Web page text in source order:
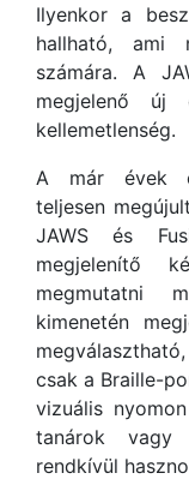
Ilyenkor a
hallható, ami
számára. A
megjelenő új
kellemetlenség.
A már évek
teljesen
JAWS és
megjelenítő
megmutatni
kimenetén
csak a Braille-
vizuális
tanárok vagy
rendkívül